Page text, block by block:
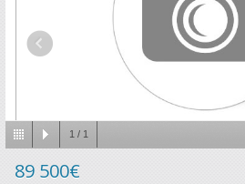
1 / 1
89 500€